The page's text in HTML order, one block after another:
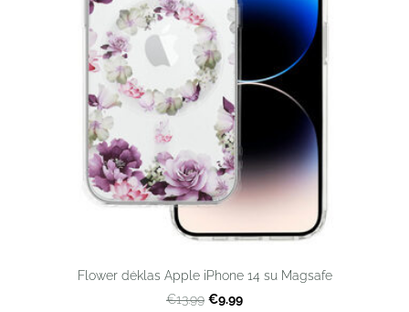
Flower dėklas Apple iPhone 14 su Magsafe
€13.99 €9.99